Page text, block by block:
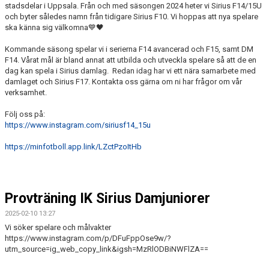
stadsdelar i Uppsala. Från och med säsongen 2024 heter vi Sirius F14/15U
och byter således namn från tidigare Sirius F10. Vi hoppas att nya spelare
ska känna sig välkomna💙🖤
Kommande säsong spelar vi i serierna F14 avancerad och F15, samt DM
F14. Vårat mål är bland annat att utbilda och utveckla spelare så att de en
dag kan spela i Sirius damlag. Redan idag har vi ett nära samarbete med
damlaget och Sirius F17. Kontakta oss gärna om ni har frågor om vår
verksamhet.
Följ oss på:
https://www.instagram.com/siriusf14_15u
https://minfotboll.app.link/LZctPzoItHb
Provträning IK Sirius Damjuniorer
2025-02-10 13:27
Vi söker spelare och målvakter
https://www.instagram.com/p/DFuFppOse9w/?
utm_source=ig_web_copy_link&igsh=MzRlODBiNWFlZA==